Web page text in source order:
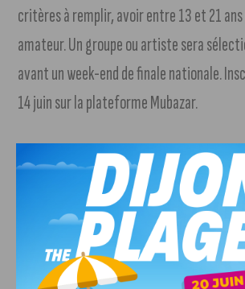
critères à remplir, avoir entre 13 et 21
amateur. Un groupe ou artiste sera
avant un week-end de finale nationale.
14 juin sur la plateforme Mubazar.
J'AIME LE DFCO